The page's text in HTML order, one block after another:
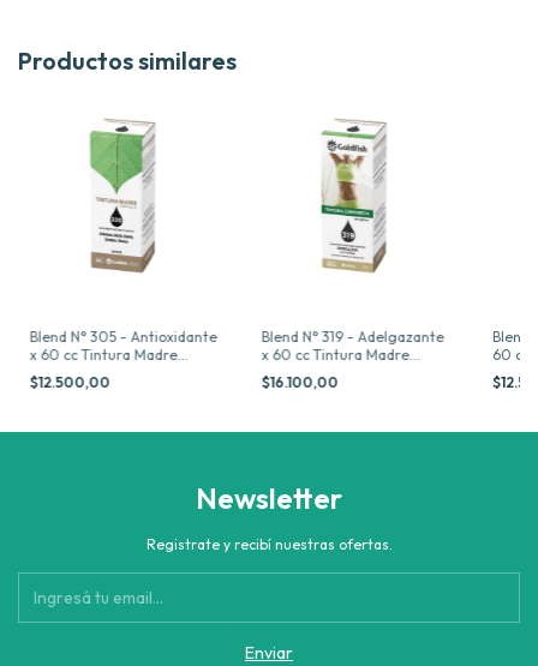
Productos similares
Blend N° 305 - Antioxidante
x 60 cc Tintura Madre
Drogueria Argentina
$12.500,00
Blend N° 319 - Adelgazante
x 60 cc Tintura Madre
Drogueria Argentina
$16.100,00
Blend
60 cc
Newsletter
Registrate y recibí nuestras ofertas.